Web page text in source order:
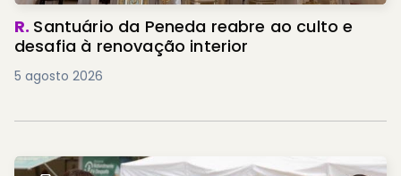
R. Santuário da Peneda reabre ao culto e
desafia à renovação interior
5 agosto 2026